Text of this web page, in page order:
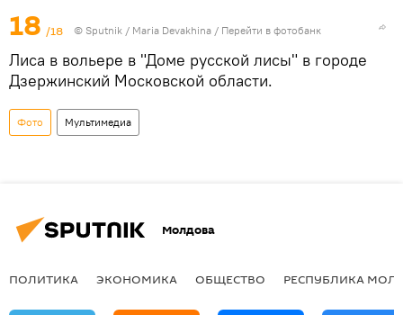
18 /18 © Sputnik / Maria Devakhina / Перейти в фотобанк
Лиса в вольере в "Доме русской лисы" в городе
Дзержинский Московской области.
Фото Мультимедиа
Молдова
ПОЛИТИКА ЭКОНОМИКА ОБЩЕСТВО РЕСПУБЛИКА